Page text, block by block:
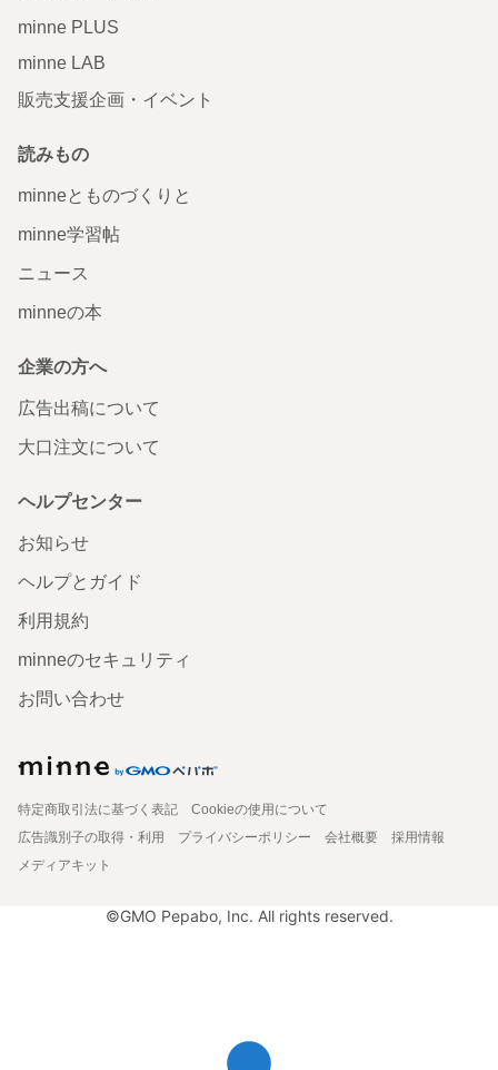
minne PLUS
minne LAB
販売支援企画・イベント
読みもの
minneとものづくりと
minne学習帖
ニュース
minneの本
企業の方へ
広告出稿について
大口注文について
ヘルプセンター
お知らせ
ヘルプとガイド
利用規約
minneのセキュリティ
お問い合わせ
特定商取引法に基づく表記
Cookieの使用について
広告識別子の取得・利用
プライバシーポリシー 会社概要
採用情報
メディアキット
©GMO Pepabo, Inc. All rights reserved.